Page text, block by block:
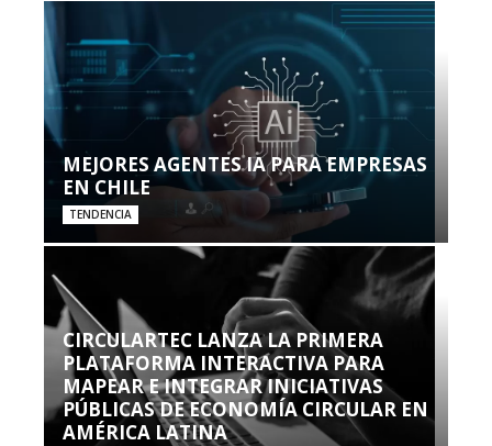
MEJORES AGENTES IA PARA EMPRESAS
EN CHILE
TENDENCIA
CIRCULARTEC LANZA LA PRIMERA
PLATAFORMA INTERACTIVA PARA
MAPEAR E INTEGRAR INICIATIVAS
PÚBLICAS DE ECONOMÍA CIRCULAR EN
AMÉRICA LATINA